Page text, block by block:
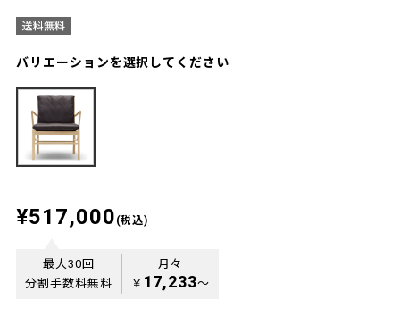
バリエーションを選択してください
¥517,000 (税込)
最大30回
分割手数料無料
月々
￥ 17,233〜